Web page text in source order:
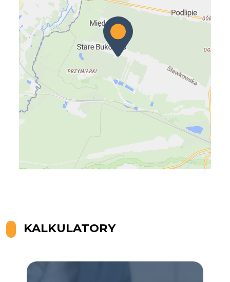
KALKULATORY